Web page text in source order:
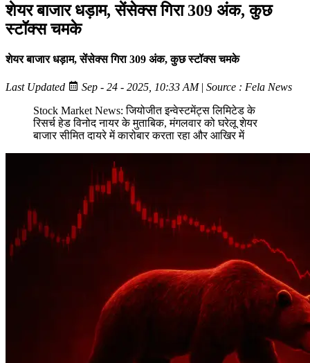
शेयर बाजार धड़ाम, सेंसेक्स गिरा 309 अंक, कुछ
स्टॉक्स चमके
शेयर बाजार धड़ाम, सेंसेक्स गिरा 309 अंक, कुछ स्टॉक्स चमके
Last Updated Sep - 24 - 2025, 10:33 AM| Source : Fela News
Stock Market News: जियोजीत इन्वेस्टमेंट्स लिमिटेड के
रिसर्च हेड विनोद नायर के मुताबिक, मंगलवार को घरेलू शेयर
बाजार सीमित दायरे में कारोबार करता रहा और आखिर में